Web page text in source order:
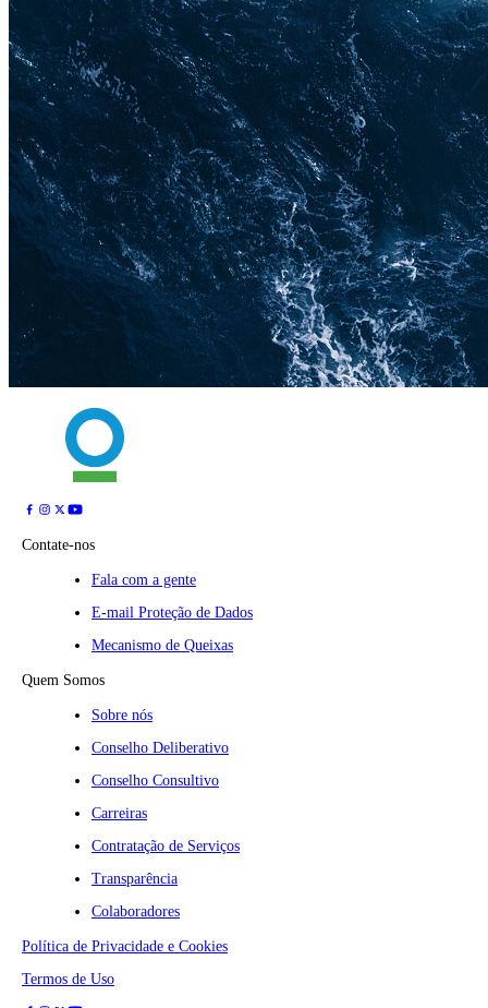
Contate-nos
Fala com a gente
E-mail Proteção de Dados
Mecanismo de Queixas
Quem Somos
Sobre nós
Conselho Deliberativo
Conselho Consultivo
Carreiras
Contratação de Serviços
Transparência
Colaboradores
Política de Privacidade e Cookies
Termos de Uso